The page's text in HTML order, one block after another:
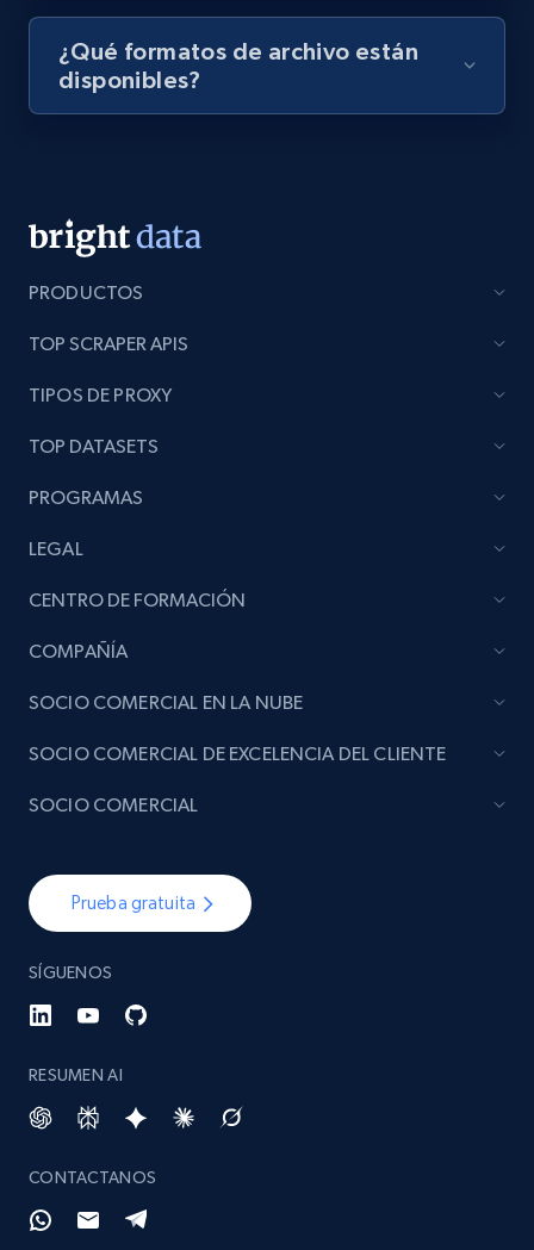
¿Qué formatos de archivo están
disponibles?
PRODUCTOS
TOP SCRAPER APIS
TIPOS DE PROXY
TOP DATASETS
PROGRAMAS
LEGAL
CENTRO DE FORMACIÓN
COMPAÑÍA
Prueba gratuita
SÍGUENOS
RESUMEN AI
CONTACTANOS
SOCIO COMERCIAL EN LA NUBE
SOCIO COMERCIAL DE EXCELENCIA DEL CLIENTE
SOCIO COMERCIAL